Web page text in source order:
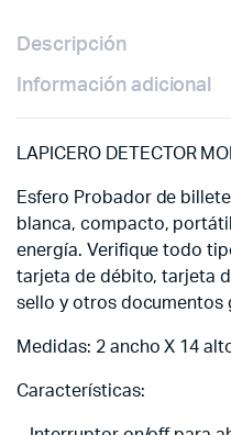
Descripción
Información adicional
LAPICERO DETECTOR
Esfero Probador de
blanca, compacto,
energía. Verifique todo
tarjeta de débito, tarjeta
sello y otros documentos
Medidas: 2 ancho X 14
Características: